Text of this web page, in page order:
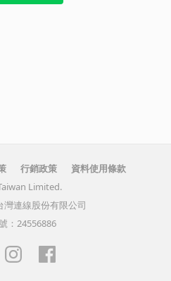
行銷政策
資料使用條款
Limited.
灣連線股份有限公司
：24556886